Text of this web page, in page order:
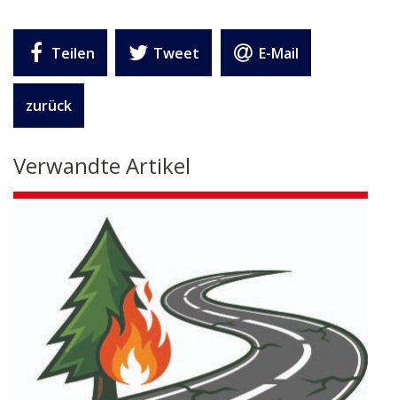
Teilen Tweet E-Mail
zurück
Verwandte Artikel